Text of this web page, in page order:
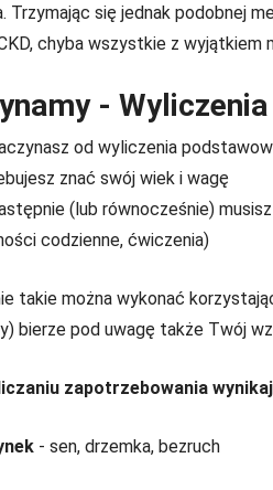
Trzymając się jednak podobnej
chyba wszystkie z wyjątkiem
-
od wyliczenia
znać swój wiek i wagę
(lub równocześnie)
codzienne, ćwiczenia)
takie można wykonać
bierze pod uwagę także Twój
zapotrzebowania
- sen, drzemka, bezruch